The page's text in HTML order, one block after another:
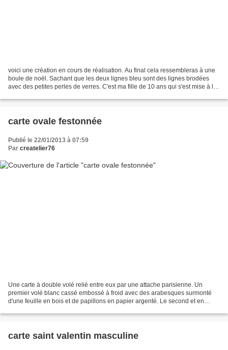
voici une création en cours de réalisation. Au final cela ressembleras à une
boule de noël. Sachant que les deux lignes bleu sont des lignes brodées
avec des petites perles de verres. C'est ma fille de 10 ans qui s'est mise à la
carte ovale festonnée
Publié le 22/01/2013 à 07:59
Par createlier76
Une carte à double volé relié entre eux par une attache parisienne. Un
premier volé blanc cassé embossé à froid avec des arabesques surmonté
d'une feuille en bois et de papillons en papier argenté. Le second et en
carte saint valentin masculine